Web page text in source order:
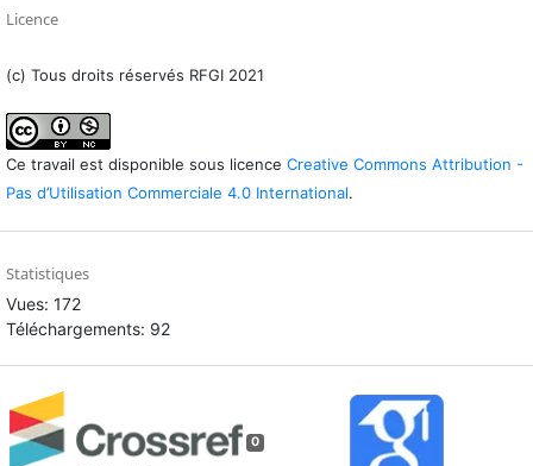
Licence
(c) Tous droits réservés RFGI 2021
Ce travail est disponible sous licence Creative Commons Attribution -
Pas d’Utilisation Commerciale 4.0 International.
Statistiques
Vues: 172
Téléchargements: 92
0